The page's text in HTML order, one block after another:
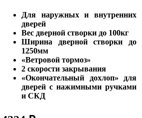
Для наружных и внутренних
дверей
Вес дверной створки до 100кг
Ширина дверной створки до
1250мм
«Ветровой тормоз»
2 скорости закрывания
«Окончательный дохлоп» для
дверей с нажимными ручками
и СКД